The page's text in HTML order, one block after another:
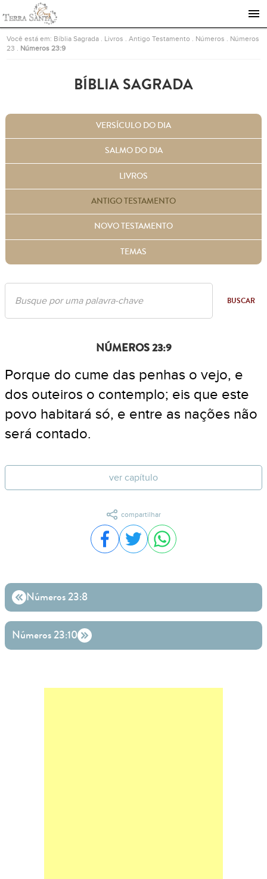
Ir para a página inicial
Você está em: Bíblia Sagrada Livros .Antigo Testamento Números
Números
23
Números 23:9
BÍBLIA SAGRADA
VERSÍCULO DO DIA
SALMO DO DIA
LIVROS
ANTIGO TESTAMENTO
NOVO TESTAMENTO
TEMAS
BUSCAR
NÚMEROS 23:9
Porque do cume das penhas o vejo, e
dos outeiros o contemplo; eis que este
povo habitará só, e entre as nações não
será contado.
ver capítulo
compartilhar
Compartilhar no Facebook
Compartilhar no Twitter
Compartilhar no
Números 23:8
Números 23:10